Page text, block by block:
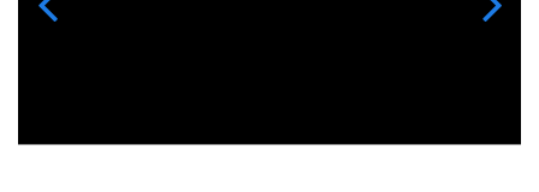
Previous Next